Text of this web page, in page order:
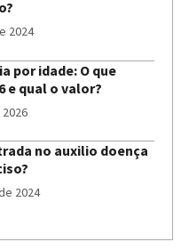
2024
por idade: O que
e qual o valor?
no auxilio doença
2024